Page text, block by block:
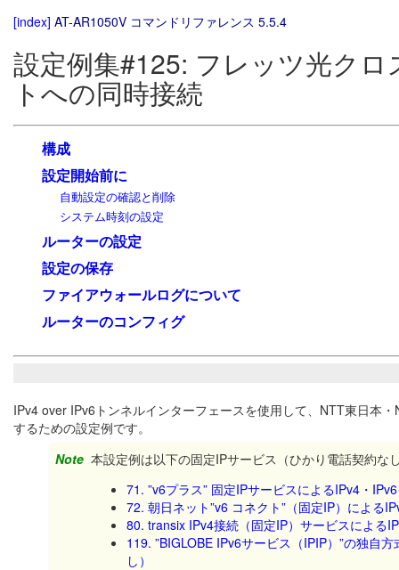
[index] AT-AR1050V コマンドリファレンス 5.5.4
設定例集#125: フレッツ光ク
トへの同時接続
構成
設定開始前に
自動設定の確認と削除
システム時刻の設定
ルーターの設定
設定の保存
ファイアウォールログについて
ルーターのコンフィグ
IPv4 over IPv6トンネルインターフェースを使用して、NTT東日本
するための設定例です。
Note 本設定例は以下の固定IPサービス（ひかり電話契約
71. ”v6プラス” 固定IPサービスによるIPv4・
72. 朝日ネット”v6 コネクト”（固定IP）による
80. transix IPv4接続（固定IP）サービスによる
119. ”BIGLOBE IPv6サービス（IPIP）”の独自
し）